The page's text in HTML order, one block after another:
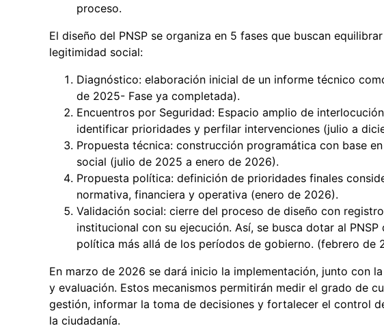
proceso.
El diseño del PNSP se organiza en 5 fases que buscan
legitimidad social:
Diagnóstico: elaboración inicial de un informe técnico
de 2025- Fase ya completada).
Encuentros por Seguridad: Espacio amplio de
identificar prioridades y perfilar intervenciones (julio a
Propuesta técnica: construcción programática con base
social (julio de 2025 a enero de 2026).
Propuesta política: definición de prioridades finales
normativa, financiera y operativa (enero de 2026).
Validación social: cierre del proceso de diseño con
institucional con su ejecución. Así, se busca dotar al
política más allá de los períodos de gobierno. (febrero de
En marzo de 2026 se dará inicio la implementación, junto con
y evaluación. Estos mecanismos permitirán medir el grado de
gestión, informar la toma de decisiones y fortalecer el control
la ciudadanía.